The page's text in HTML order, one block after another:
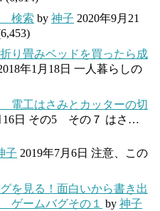
検索 by 神子 2020年9月21
り畳みベッドを買ったら成
年1月18日 一人暮らしの
工はさみとカッターの切
日 その5 その７ はさ…
子 2019年7月6日 注意、この
を見る！面白いから書き出
ームバグその１
by 神子